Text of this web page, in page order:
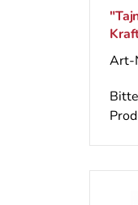
Art-
Bitte